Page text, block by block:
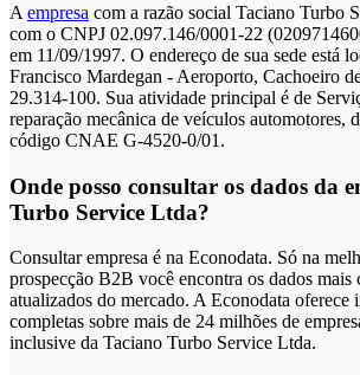
A empresa com a razão social Taciano Turbo
com o CNPJ 02.097.146/0001-22
em 11/09/1997. O endereço de sua sede está
Francisco Mardegan - Aeroporto, Cachoeiro
29.314-100. Sua atividade principal é de
reparação mecânica de veículos automotores,
código CNAE G-4520-0/01.
Onde posso consultar os dados da
Turbo Service Ltda?
Consultar empresa é na Econodata. Só na
prospecção B2B você encontra os dados mais
atualizados do mercado. A Econodata oferece
completas sobre mais de 24 milhões de
inclusive da Taciano Turbo Service Ltda.